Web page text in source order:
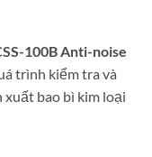
100B Anti-noise
trình kiểm tra và
bao bì kim loại